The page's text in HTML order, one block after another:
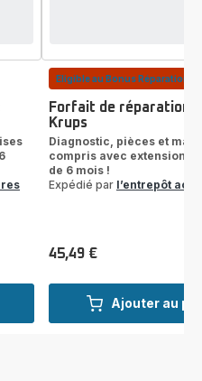
Ajouter au
Eligible au Bonus Réparation : -
Forfait de réparation
Krups
Diagnostic, pièces et
compris avec extension
de 6 mois !
Expédié par l’entrepôt
Prix
45,49 €